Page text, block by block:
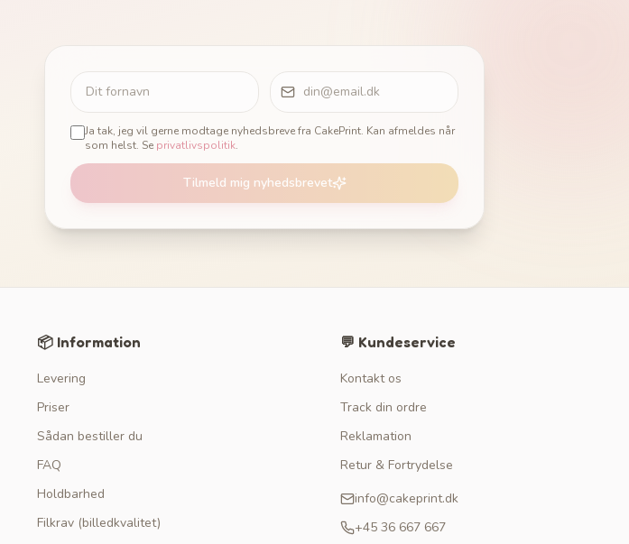
Ja tak, jeg vil gerne modtage nyhedsbreve fra CakePrint. Kan afmeldes når
som helst. Se privatlivspolitik.
Tilmeld mig nyhedsbrevet
📦 Information
Levering
Priser
Sådan bestiller du
FAQ
Holdbarhed
Filkrav (billedkvalitet)
💬 Kundeservice
Kontakt os
Track din ordre
Reklamation
Retur & Fortrydelse
info@cakeprint.dk
+45 36 667 667